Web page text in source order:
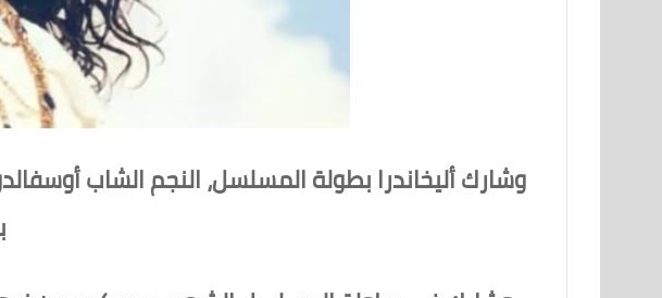
وشارك أليخاندرا بطولة المسلسل، النجم الشاب